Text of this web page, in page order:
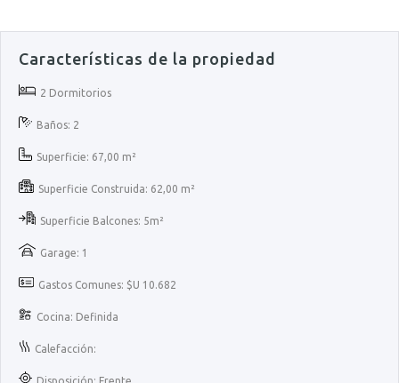
Características de la propiedad
2 Dormitorios
Baños: 2
Superficie: 67,00 m²
Superficie Construida: 62,00 m²
Superficie Balcones: 5m²
Garage: 1
Gastos Comunes: $U 10.682
Cocina: Definida
Calefacción: